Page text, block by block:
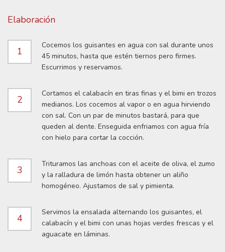
Elaboración
1
Cocemos los guisantes en agua con sal durante unos
45 minutos, hasta que estén tiernos pero firmes.
Escurrimos y reservamos.
2
Cortamos el calabacín en tiras finas y el bimi en trozos
medianos. Los cocemos al vapor o en agua hirviendo
con sal. Con un par de minutos bastará, para que
queden al dente. Enseguida enfriamos con agua fría
con hielo para cortar la cocción.
3
Trituramos las anchoas con el aceite de oliva, el zumo
y la ralladura de limón hasta obtener un aliño
homogéneo. Ajustamos de sal y pimienta.
4
Servimos la ensalada alternando los guisantes, el
calabacín y el bimi con unas hojas verdes frescas y el
aguacate en láminas.